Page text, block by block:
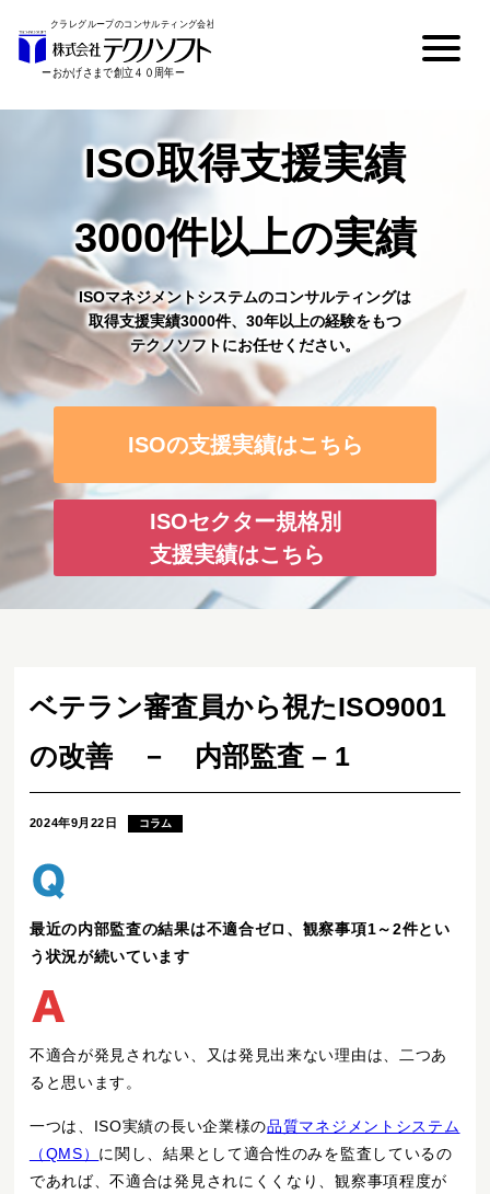
ISO取得支援実績
3000件以上の実績
ISOマネジメントシステムのコンサルティングは
取得支援実績3000件、30年以上の経験をもつ
テクノソフトにお任せください。
ISOの支援実績はこちら
ISOセクター規格別
支援実績はこちら
ベテラン審査員から視たISO9001
の改善 － 内部監査 – 1
2024年9月22日 コラム
最近の内部監査の結果は不適合ゼロ、観察事項1～2件とい
う状況が続いています
不適合が発見されない、又は発見出来ない理由は、二つあ
ると思います。
一つは、ISO実績の長い企業様の品質マネジメントシステム
（QMS） に関し、結果として適合性のみを監査しているの
であれば、不適合は発見されにくくなり、観察事項程度が